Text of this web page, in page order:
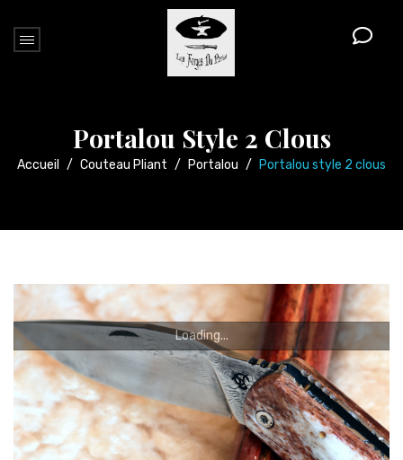
Portalou Style 2 Clous
Accueil / Couteau Pliant / Portalou / Portalou style 2 clous
Loading...